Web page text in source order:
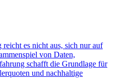
es nicht aus, sich nur auf
von Daten,
schafft die Grundlage für
und nachhaltige